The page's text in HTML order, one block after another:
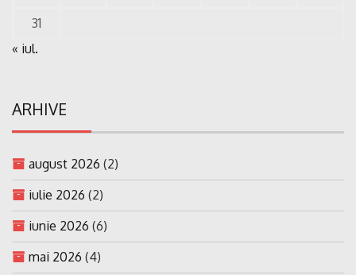
31
« iul.
ARHIVE
august 2026 (2)
iulie 2026 (2)
iunie 2026 (6)
mai 2026 (4)